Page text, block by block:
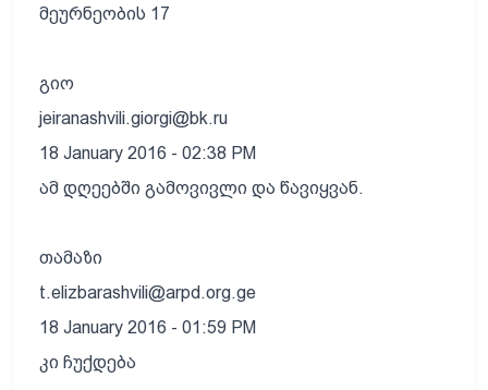
მეურნეობის 17
გიო
jeiranashvili.giorgi@bk.ru
18 January 2016 - 02:38 PM
ამ დღეებში გამოვივლი და წავიყვან.
თამაზი
t.elizbarashvili@arpd.org.ge
18 January 2016 - 01:59 PM
კი ჩუქდება